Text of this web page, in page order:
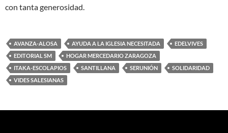
con tanta generosidad.
AVANZA-ALOSA AYUDA A LA IGLESIA NECESITADA
EDELVIVES
EDITORIAL SM
HOGAR MERCEDARIO ZARAGOZA
ITAKA-ESCOLAPIOS
SANTILLANA SERUNIÓN
SOLIDARIDAD
VIDES SALESIANAS